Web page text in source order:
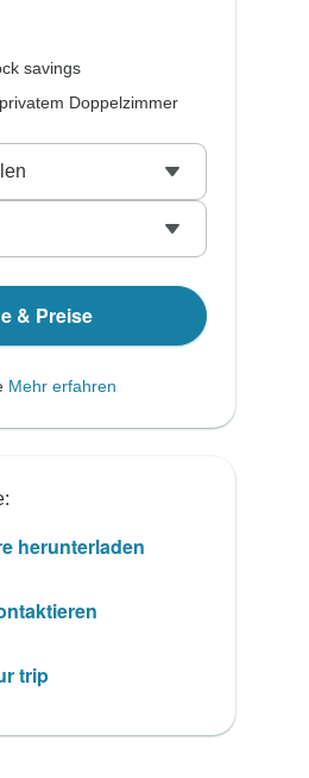
savings
Doppelzimmer
& Preise
Mehr erfahren
herunterladen
trip